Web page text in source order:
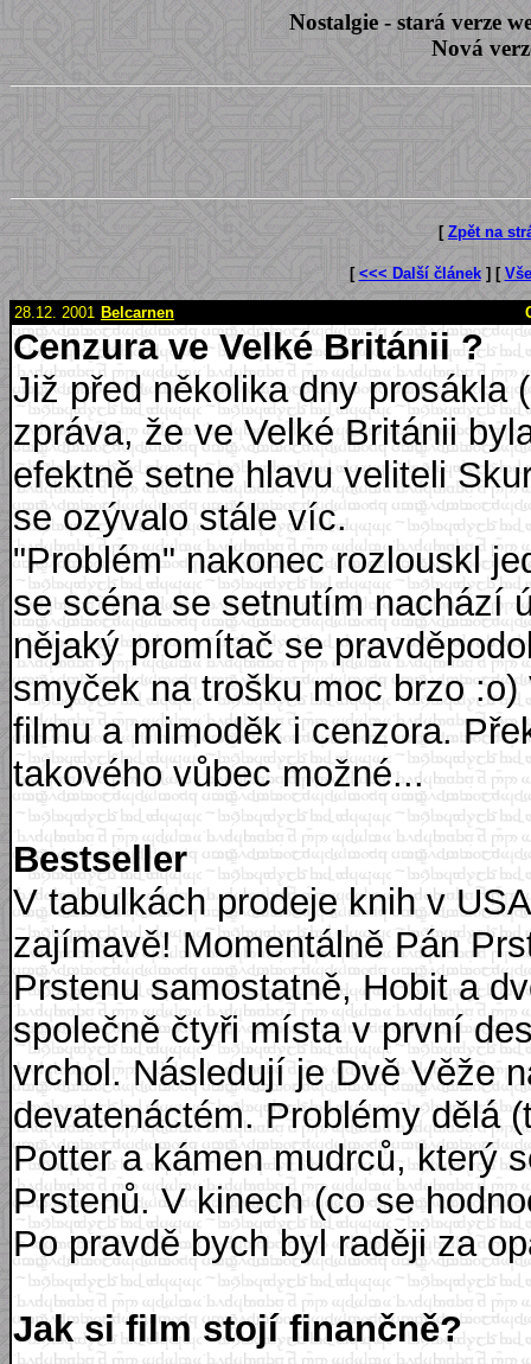
Nostalgie - stará verze
Nová
[ Zpět na
[ <<< Další článek] [
28.12. 2001 Belcarnen
Cenzura ve Velké Británii ?
Již před několika dny prosákla
zpráva, že ve Velké Británii
efektně setne hlavu veliteli
se ozývalo stále víc.
"Problém" nakonec rozlouskl
se scéna se setnutím nachází
nějaký promítač se
smyček na trošku moc brzo
filmu a mimoděk i cenzora.
takového vůbec možné...
Bestseller
V tabulkách prodeje knih v
zajímavě! Momentálně Pán
Prstenu samostatně, Hobit a
společně čtyři místa v první
vrchol. Následují je Dvě Věže
devatenáctém. Problémy dělá
Potter a kámen mudrců, který
Prstenů. V kinech (co se
Po pravdě bych byl raději za
Jak si film stojí finančně?